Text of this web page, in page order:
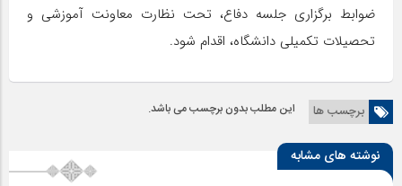
ضوابط برگزاری جلسه دفاع، تحت نظارت معاونت آموزشی و
تحصیلات تکمیلی دانشگاه، اقدام شود.
برچسب ها این مطلب بدون برچسب می باشد.
نوشته های مشابه